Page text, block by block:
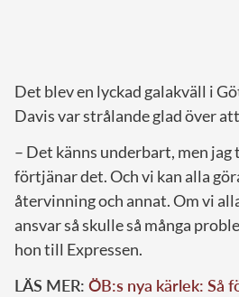
Det blev en lyckad galakväll i
Davis var strålande glad över
– Det känns underbart, men
förtjänar det. Och vi kan alla
återvinning och annat. Om vi
ansvar så skulle så många
hon till Expressen.
LÄS MER: ÖB:s nya kärlek: Så